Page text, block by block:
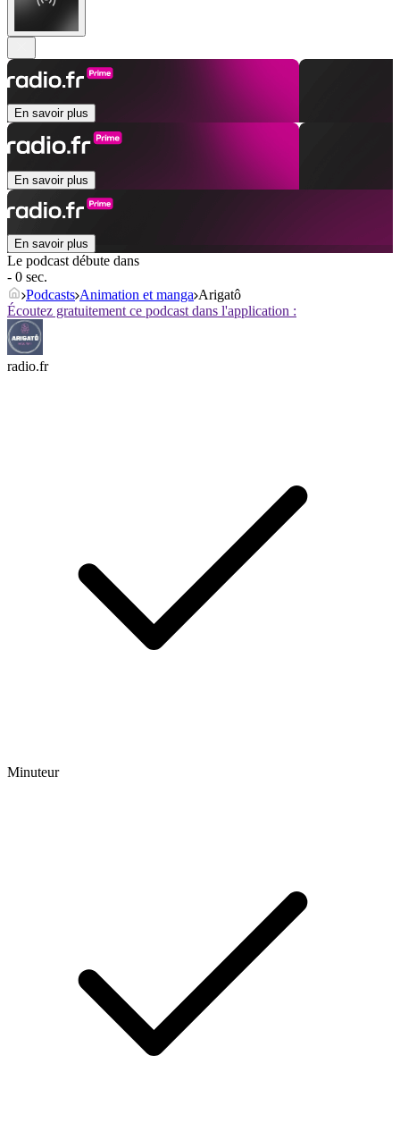
En savoir plus
En savoir plus
En savoir plus
Le podcast débute dans
- 0 sec.
Podcasts Animation et manga Arigatô
Écoutez gratuitement ce podcast dans l'application :
radio.fr
Minuteur